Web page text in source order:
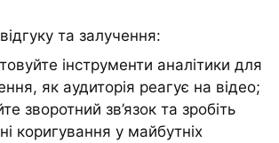
та залучення:
інструменти аналітики для
як аудиторія реагує на відео;
зворотний зв’язок та зробіть
коригування у майбутніх